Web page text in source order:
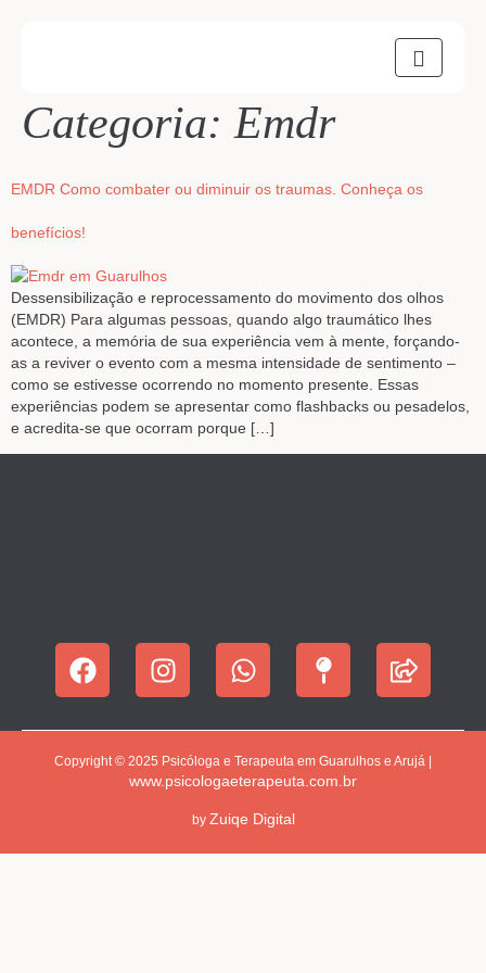
Categoria: Emdr
EMDR Como combater ou diminuir os traumas. Conheça os
benefícios!
Dessensibilização e reprocessamento do movimento dos olhos
(EMDR) Para algumas pessoas, quando algo traumático lhes
acontece, a memória de sua experiência vem à mente, forçando-
as a reviver o evento com a mesma intensidade de sentimento –
como se estivesse ocorrendo no momento presente. Essas
experiências podem se apresentar como flashbacks ou pesadelos,
e acredita-se que ocorram porque […]
Copyright © 2025 Psicóloga e Terapeuta em Guarulhos e Arujá |
www.psicologaeterapeuta.com.br
by Zuiqe Digital